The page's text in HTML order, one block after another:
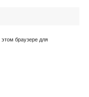
браузере для